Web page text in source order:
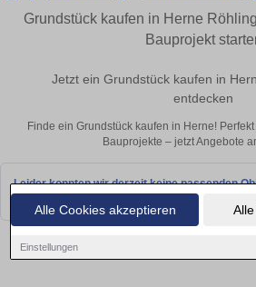
Alle Cookies akzeptieren
Einstellungen
Grundstück kaufen in Herne
Bauprojekt
Jetzt ein Grundstück kaufen in
entdecken
Finde ein Grundstück kaufen in Herne!
Bauprojekte – jetzt Angebote
Leider konnten wir derzeit keine passenden